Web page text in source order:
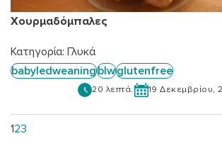
Χουρμαδόμπαλες
Κατηγορία: Γλυκά
babyledweaningblwglutenfree
20 λεπτά. 19 Δεκεμβρίου,
123